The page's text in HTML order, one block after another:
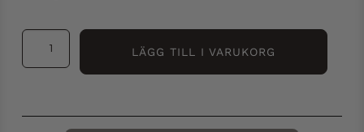
LÄGG TILL I VARUKORG